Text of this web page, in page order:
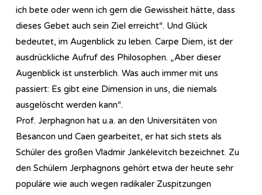
ich bete oder wenn ich gern die Gewissheit hätte, dass
dieses Gebet auch sein Ziel erreicht“. Und Glück
bedeutet, im Augenblick zu leben. Carpe Diem, ist der
ausdrückliche Aufruf des Philosophen. „Aber dieser
Augenblick ist unsterblich. Was auch immer mit uns
passiert: Es gibt eine Dimension in uns, die niemals
ausgelöscht werden kann“.
Prof. Jerphagnon hat u.a. an den Universitäten von
Besancon und Caen gearbeitet, er hat sich stets als
Schüler des großen Vladmir Jankélevitch bezeichnet. Zu
den Schülern Jerphagnons gehört etwa der heute sehr
populäre wie auch wegen radikaler Zuspitzungen